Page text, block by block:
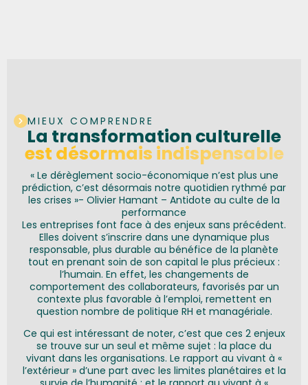
MIEUX COMPRENDRE
La transformation culturelle
est désormais indispensable
« Le dérèglement socio-économique n’est plus une
prédiction, c’est désormais notre quotidien rythmé par
les crises »- Olivier Hamant – Antidote au culte de la
performance
Les entreprises font face à des enjeux sans précédent.
Elles doivent s’inscrire dans une dynamique plus
responsable, plus durable au bénéfice de la planète
tout en prenant soin de son capital le plus précieux :
l’humain. En effet, les changements de
comportement des collaborateurs, favorisés par un
contexte plus favorable à l’emploi, remettent en
question nombre de politique RH et managériale.
Ce qui est intéressant de noter, c’est que ces 2 enjeux
se trouve sur un seul et même sujet : la place du
vivant dans les organisations. Le rapport au vivant à «
l’extérieur » d’une part avec les limites planétaires et la